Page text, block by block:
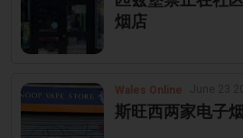
烟店
Wales Online
斯旺西两家电子